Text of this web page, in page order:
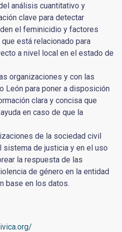
análisis cuantitativo y
clave para detectar
el feminicidio y factores
está relacionado para
a nivel local en el estado de
organizaciones y con las
León para poner a disposición
clara y concisa que
en caso de que la
de la sociedad civil
sistema de justicia y en el uso
la respuesta de las
de género en la entidad
base en los datos.